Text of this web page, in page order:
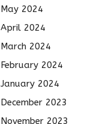
May 2024
April 2024
March 2024
February 2024
January 2024
December 2023
November 2023